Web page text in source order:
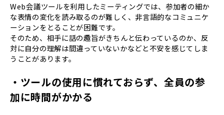
Web会議ツールを利用したミーティングでは、参加者の細か
な表情の変化を読み取るのが難しく、非言語的なコミュニケ
ーションをとることが困難です。
そのため、相手に話の趣旨がきちんと伝わっているのか、反
対に自分の理解は間違っていないかなどと不安を感じてしま
うことがあります。
・ツールの使用に慣れておらず、全員の参
加に時間がかかる